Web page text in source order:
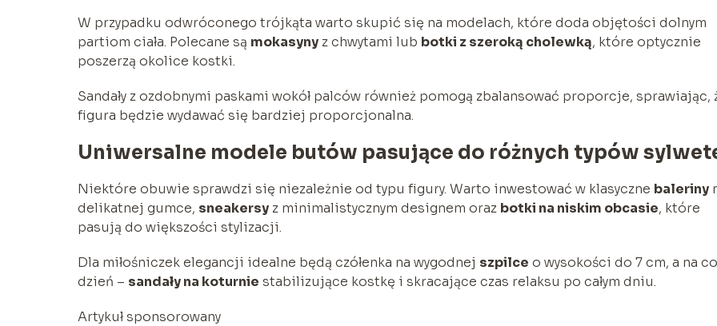
W przypadku odwróconego trójkąta warto skupić się na modelach, które doda objętości dolnym
partiom ciała. Polecane są mokasyny z chwytami lub botki z szeroką cholewką, które optycznie
poszerzą okolice kostki.
Sandały z ozdobnymi paskami wokół palców również pomogą zbalansować proporcje, sprawiając,
figura będzie wydawać się bardziej proporcjonalna.
Uniwersalne modele butów pasujące do różnych typów
Niektóre obuwie sprawdzi się niezależnie od typu figury. Warto inwestować w klasyczne baleriny
delikatnej gumce, sneakersy z minimalistycznym designem oraz botki na niskim obcasie, które
pasują do większości stylizacji.
Dla miłośniczek elegancji idealne będą czółenka na wygodnej szpilce o wysokości do 7 cm, a na co
dzień – sandały na koturnie stabilizujące kostkę i skracające czas relaksu po całym dniu.
Artykuł sponsorowany